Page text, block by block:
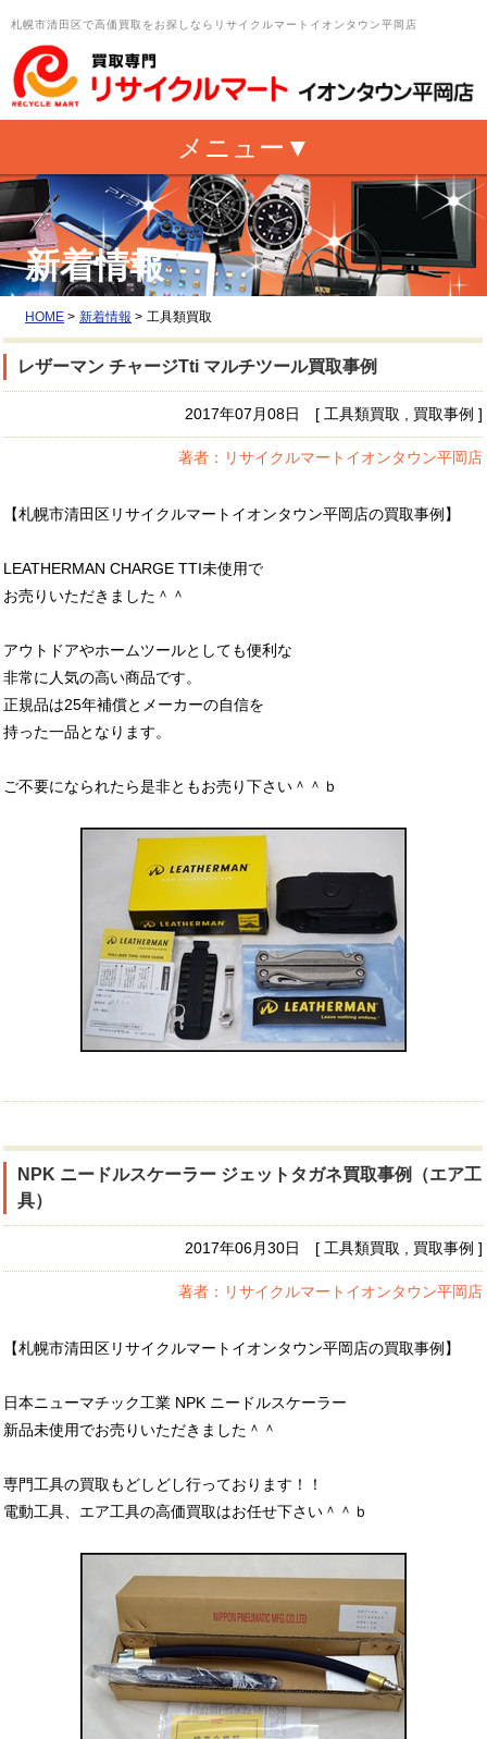
札幌市清田区で高価買取をお探しならリサイクルマートイオンタウン平岡店
新着情報
HOME > 新着情報 > 工具類買取
レザーマン チャージTti マルチツール買取事例
2017年07月08日 [ 工具類買取 , 買取事例 ]
著者：リサイクルマートイオンタウン平岡店
【札幌市清田区リサイクルマートイオンタウン平岡店の買取事例】
LEATHERMAN CHARGE TTI未使用で
お売りいただきました＾＾
アウトドアやホームツールとしても便利な
非常に人気の高い商品です。
正規品は25年補償とメーカーの自信を
持った一品となります。
ご不要になられたら是非ともお売り下さい＾＾ｂ
NPK ニードルスケーラー ジェットタガネ買取事例（エア工
具）
2017年06月30日 [ 工具類買取 , 買取事例 ]
著者：リサイクルマートイオンタウン平岡店
【札幌市清田区リサイクルマートイオンタウン平岡店の買取事例】
日本ニューマチック工業 NPK ニードルスケーラー
新品未使用でお売りいただきました＾＾
専門工具の買取もどしどし行っております！！
電動工具、エア工具の高価買取はお任せ下さい＾＾ｂ